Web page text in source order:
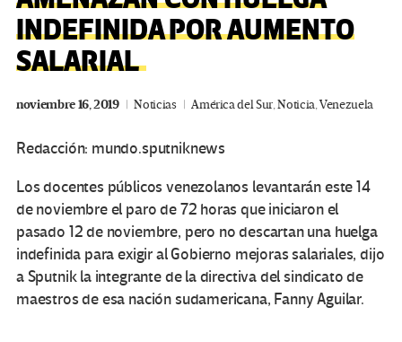
INDEFINIDA POR AUMENTO
SALARIAL
noviembre 16, 2019 Noticias América del Sur,Noticia,Venezuela
Redacción: mundo.sputniknews
Los docentes públicos venezolanos levantarán este 14
de noviembre el paro de 72 horas que iniciaron el
pasado 12 de noviembre, pero no descartan una huelga
indefinida para exigir al Gobierno mejoras salariales, dijo
a Sputnik la integrante de la directiva del sindicato de
maestros de esa nación sudamericana, Fanny Aguilar.